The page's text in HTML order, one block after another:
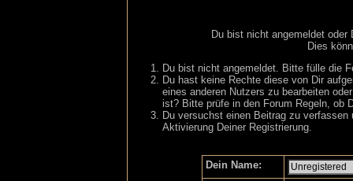
Du bist nicht angemeldet
Dies
Du bist nicht angemeldet. Bitte fülle die
Du hast keine Rechte diese von Dir
eines anderen Nutzers zu bearbeiten
ist? Bitte prüfe in den Forum Regeln, ob
Du versuchst einen Beitrag zu
Aktivierung Deiner Registrierung.
Dein Name: